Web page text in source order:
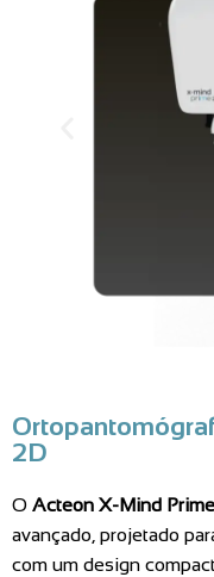
2D
O Acteon X-Mind
avançado, projetado
com um design